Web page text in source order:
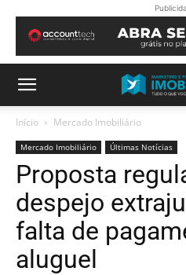
Início Mercado Imobiliário
Mercado Imobiliário Últimas Notícias
Proposta
despejo
falta de
aluguel